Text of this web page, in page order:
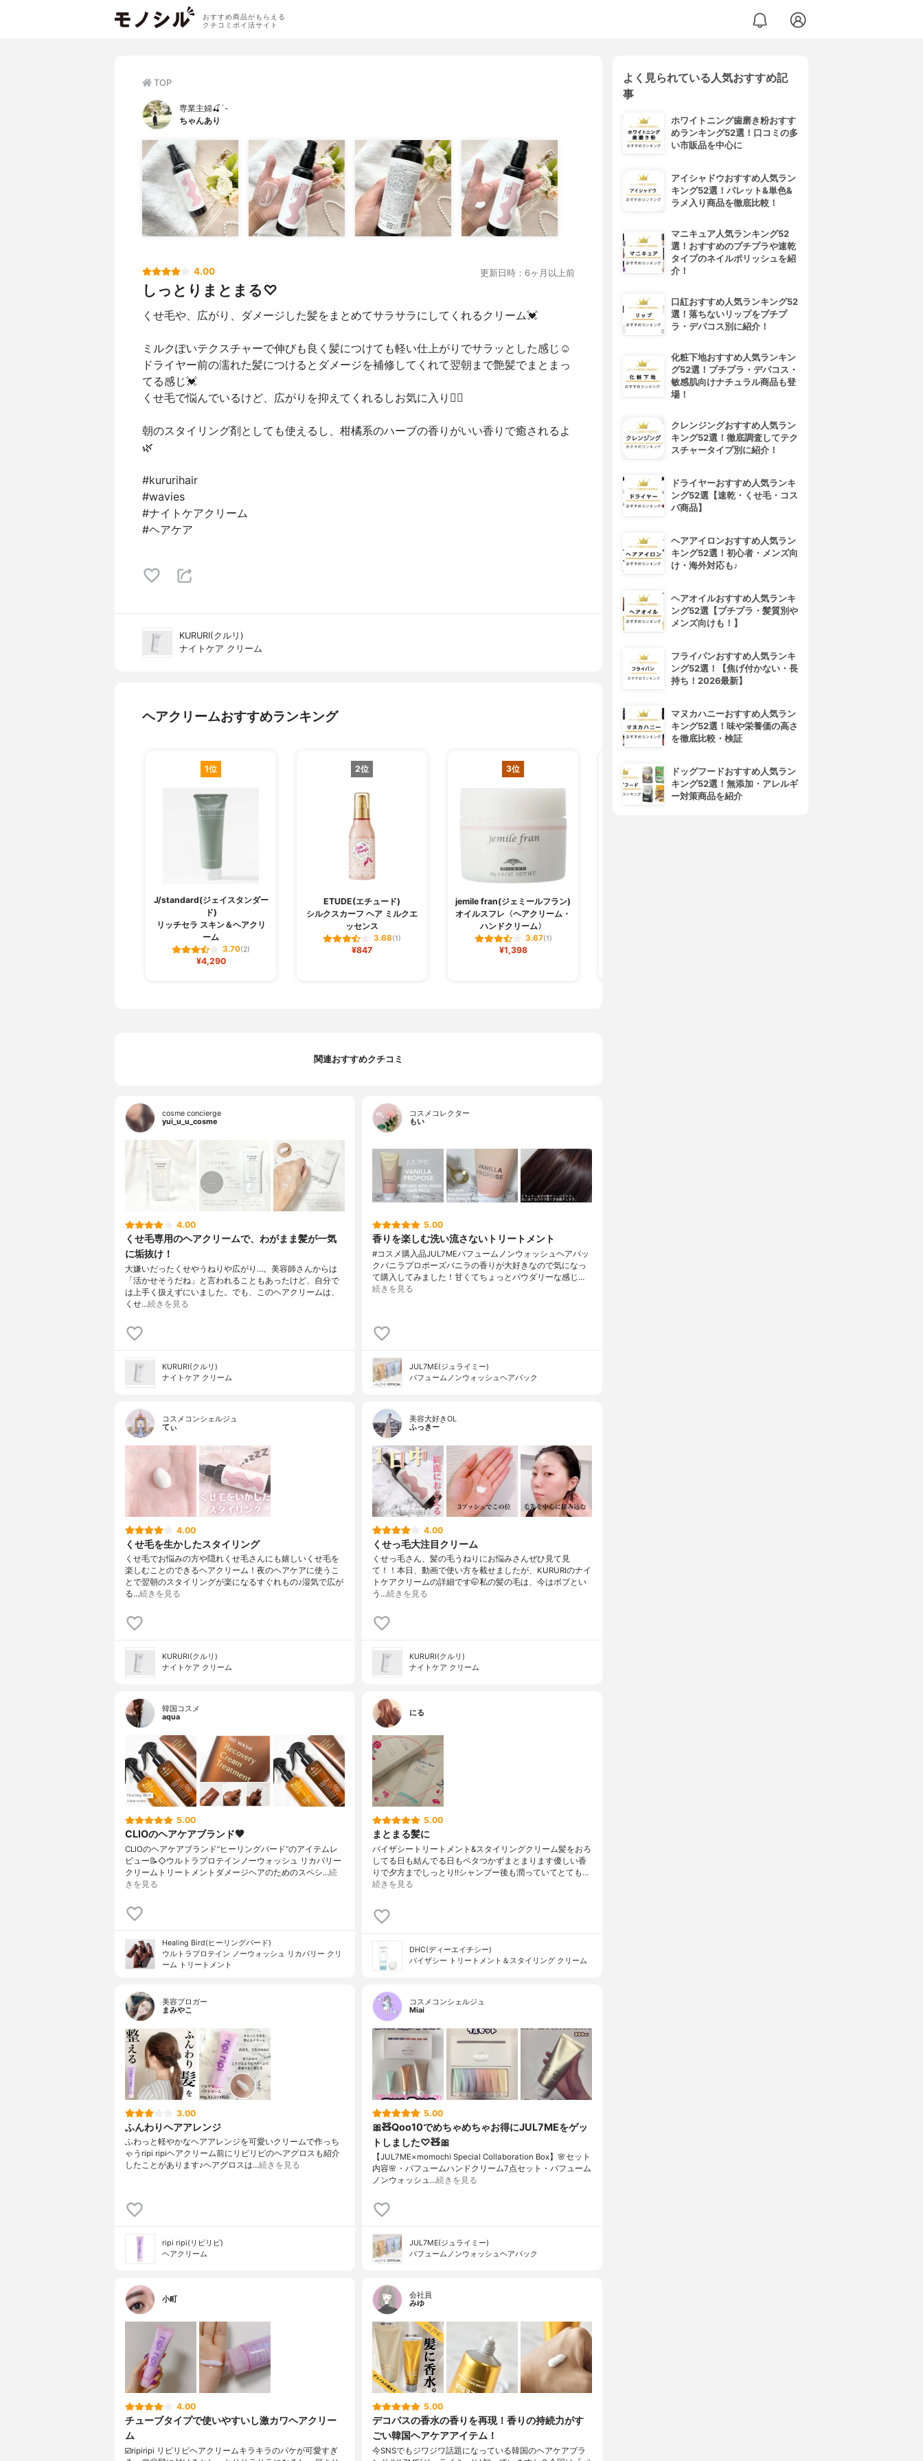
おすすめ商品がもらえる
クチコミポイ活サイト
TOP
専業主婦🍒´-
ちゃんあり
4.00 更新日時：6ヶ月以上前
しっとりまとまる♡
くせ毛や、広がり、ダメージした髪をまとめてサラサラにしてくれるクリーム💓
ミルクぽいテクスチャーで伸びも良く髪につけても軽い仕上がりでサラッとした感じ☺️
ドライヤー前の濡れた髪につけるとダメージを補修してくれて翌朝まで艶髪でまとまっ
てる感じ💓
くせ毛で悩んでいるけど、広がりを抑えてくれるしお気に入り🙋‍♀️
朝のスタイリング剤としても使えるし、柑橘系のハーブの香りがいい香りで癒されるよ
🌿
#kururihair
#wavies
#ナイトケアクリーム
#ヘアケア
KURURI(クルリ)
ナイトケア クリーム
ヘアクリームおすすめランキング
1位
J/standard(ジェイスタンダー
ド)
リッチセラ スキン＆ヘアクリ
ーム
3.70(2)
¥4,290
2位
ETUDE(エチュード)
シルクスカーフ ヘア ミルクエ
ッセンス
3.68(1)
¥847
3位
jemile fran(ジェミールフラン)
オイルスフレ〈ヘアクリーム・
ハンドクリーム〉
3.67(1)
¥1,398
4位
関連おすすめクチコミ
cosme concierge
yui_u_u_cosme
4.00
くせ毛専用のヘアクリームで、わがまま髪が一気
に垢抜け！
大嫌いだったくせやうねりや広がり…。美容師さんからは
「活かせそうだね」と言われることもあったけど、自分で
は上手く扱えずにいました。でも、このヘアクリームは、
くせ…続きを見る
KURURI(クルリ)
ナイトケア クリーム
コスメコレクター
もい
5.00
香りを楽しむ洗い流さないトリートメント
#コスメ購入品JUL7MEパフュームノンウォッシュヘアパッ
クバニラプロポーズバニラの香りが大好きなので気になっ
て購入してみました！甘くてちょっとパウダリーな感じ…
続きを見る
JUL7ME(ジュライミー)
パフュームノンウォッシュヘアパック
コスメコンシェルジュ
てぃ
4.00
くせ毛を生かしたスタイリング
くせ毛でお悩みの方や隠れくせ毛さんにも嬉しいくせ毛を
楽しむことのできるヘアクリーム！夜のヘアケアに使うこ
とで翌朝のスタイリングが楽になるすぐれもの♪湿気で広が
る…続きを見る
KURURI(クルリ)
ナイトケア クリーム
美容大好きOL
ふっきー
4.00
くせっ毛大注目クリーム
くせっ毛さん、髪の毛うねりにお悩みさんぜひ見て見
て！！本日、動画で使い方を載せましたが、KURURIのナイ
トケアクリームの詳細です🤭私の髪の毛は、今はボブとい
う…続きを見る
KURURI(クルリ)
ナイトケア クリーム
韓国コスメ
aqua
5.00
CLIOのヘアケアブランド🤎
CLIOのヘアケアブランド”ヒーリングバード”のアイテムレ
ビュー📝◇ウルトラプロテインノーウォッシュ リカバリー
クリームトリートメントダメージヘアのためのスペシ…続
きを見る
Healing Bird(ヒーリングバード)
ウルトラプロテイン ノーウォッシュ リカバリー クリ
ーム トリートメント
にる
5.00
まとまる髪に
バイザシートリートメント&スタイリングクリーム髪をおろ
してる日も結んでる日もベタつかずまとまります優しい香
りで夕方までしっとり!!シャンプー後も潤っていてとても…
続きを見る
DHC(ディーエイチシー)
バイザシー トリートメント＆スタイリング クリーム
美容ブロガー
まみやこ
3.00
ふんわりヘアアレンジ
ふわっと軽やかなヘアアレンジを可愛いクリームで作っち
ゃう⁡⁡⁡ripi ripiヘアクリーム⁡⁡⁡前にリピリピのヘアグロスも紹介
したことがあります♪ヘアグロスは…続きを見る
ripi ripi(リピリピ)
ヘアクリーム
コスメコンシェルジュ
Miai
5.00
🎀🧸Qoo10でめちゃめちゃお得にJUL7MEをゲッ
トしました♡🧸🎀
【JUL7ME×momochi Special Collaboration Box】🌸セット
内容🌸・パフュームハンドクリーム7点セット・パフューム
ノンウォッシュ…続きを見る
JUL7ME(ジュライミー)
パフュームノンウォッシュヘアパック
小町
4.00
チューブタイプで使いやすいし激カワヘアクリー
ム
☑️ripiripi リピリピヘアクリームキラキラのパケが可愛すぎ
会社員
みゆ
5.00
デコパスの香水の香りを再現！香りの持続力がす
ごい韓国ヘアケアアイテム！
今SNSでもジワジワ話題になっている韓国のヘアケアブラ
よく見られている人気おすすめ記
事
ホワイトニング歯磨き粉おすす
めランキング52選！口コミの多
い市販品を中心に
アイシャドウおすすめ人気ラン
キング52選！パレット&単色&
ラメ入り商品を徹底比較！
マニキュア人気ランキング52
選！おすすめのプチプラや速乾
タイプのネイルポリッシュを紹
介！
口紅おすすめ人気ランキング52
選！落ちないリップをプチプ
ラ・デパコス別に紹介！
化粧下地おすすめ人気ランキン
グ52選！プチプラ・デパコス・
敏感肌向けナチュラル商品も登
場！
クレンジングおすすめ人気ラン
キング52選！徹底調査してテク
スチャータイプ別に紹介！
ドライヤーおすすめ人気ランキ
ング52選【速乾・くせ毛・コス
パ商品】
ヘアアイロンおすすめ人気ラン
キング52選！初心者・メンズ向
け・海外対応も♪
ヘアオイルおすすめ人気ランキ
ング52選【プチプラ・髪質別や
メンズ向けも！】
フライパンおすすめ人気ランキ
ング52選！【焦げ付かない・長
持ち！2026最新】
マヌカハニーおすすめ人気ラン
キング52選！味や栄養価の高さ
を徹底比較・検証
ドッグフードおすすめ人気ラン
キング52選！無添加・アレルギ
ー対策商品を紹介